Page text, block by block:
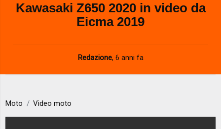
V
d
e
Kawasaki Z650 2020 in video da
Eicma 2019
Redazione, 6 anni fa
Moto Video moto